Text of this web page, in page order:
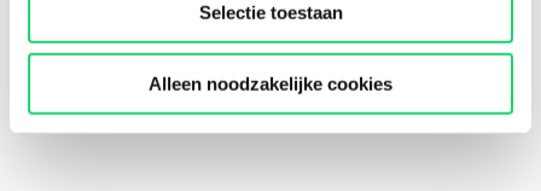
Selectie toestaan
Alleen noodzakelijke cookies